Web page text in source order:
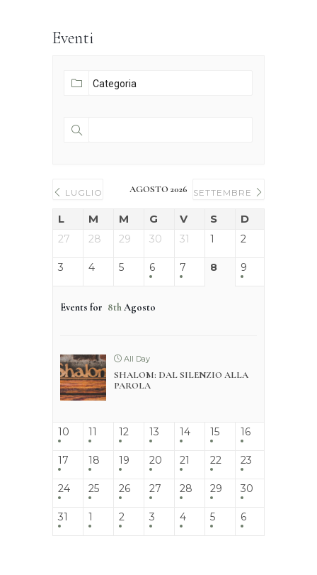
Eventi
LUGLIO AGOSTO 2026 SETTEMBRE
L M M G V S D
27 28 29 30 31 1 2
3 4 5 6 7 8 9
Events for 8thAgosto
All Day
SHALOM: DAL SILENZIO ALLA
PAROLA
10 11 12 13 14 15 16
17 18 19 20 21 22 23
24 25 26 27 28 29 30
31 1 2 3 4 5 6